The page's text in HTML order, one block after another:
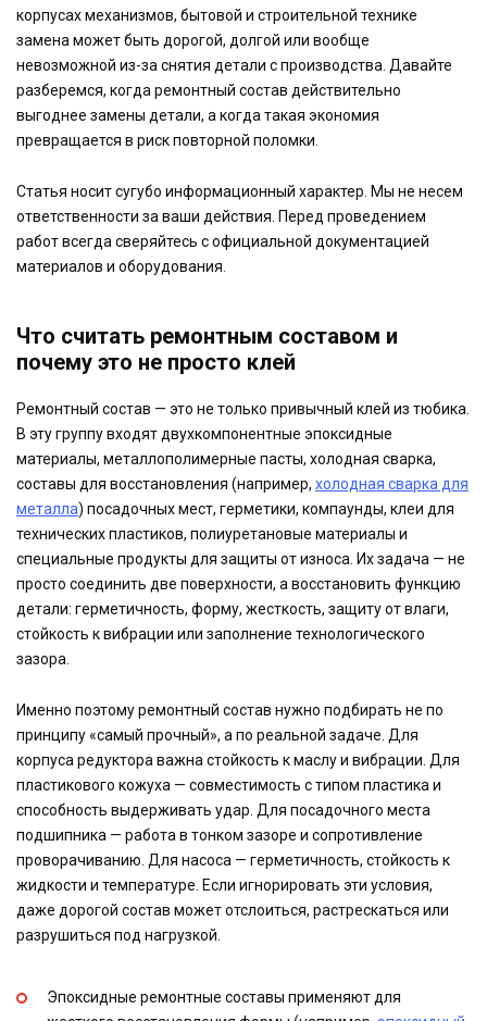
корпусах механизмов, бытовой и строительной технике
замена может быть дорогой, долгой или вообще
невозможной из-за снятия детали с производства. Давайте
разберемся, когда ремонтный состав действительно
выгоднее замены детали, а когда такая экономия
превращается в риск повторной поломки.
Статья носит сугубо информационный характер. Мы не несем
ответственности за ваши действия. Перед проведением
работ всегда сверяйтесь с официальной документацией
материалов и оборудования.
Что считать ремонтным составом и
почему это не просто клей
Ремонтный состав — это не только привычный клей из тюбика.
В эту группу входят двухкомпонентные эпоксидные
материалы, металлополимерные пасты, холодная сварка,
составы для восстановления (например, холодная сварка для
металла) посадочных мест, герметики, компаунды, клеи для
технических пластиков, полиуретановые материалы и
специальные продукты для защиты от износа. Их задача — не
просто соединить две поверхности, а восстановить функцию
детали: герметичность, форму, жесткость, защиту от влаги,
стойкость к вибрации или заполнение технологического
зазора.
Именно поэтому ремонтный состав нужно подбирать не по
принципу «самый прочный», а по реальной задаче. Для
корпуса редуктора важна стойкость к маслу и вибрации. Для
пластикового кожуха — совместимость с типом пластика и
способность выдерживать удар. Для посадочного места
подшипника — работа в тонком зазоре и сопротивление
проворачиванию. Для насоса — герметичность, стойкость к
жидкости и температуре. Если игнорировать эти условия,
даже дорогой состав может отслоиться, растрескаться или
разрушиться под нагрузкой.
Эпоксидные ремонтные составы применяют для